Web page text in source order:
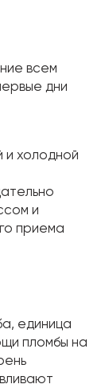
всем
дни
и холодной
и
приема
единица
пломбы на